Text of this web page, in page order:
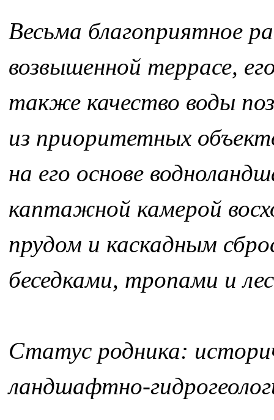
Весьма благоприятное
возвышенной террасе,
также качество воды
из приоритетных
на его основе
каптажной камерой
прудом и каскадным
беседками, тропами и
Статус родника:
ландшафтно-